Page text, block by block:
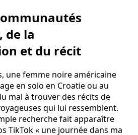
de la
et du récit
une femme noire américaine
en solo en Croatie ou au
mal à trouver des récits de
qui lui ressemblent.
recherche fait apparaître
TikTok « une journée dans ma